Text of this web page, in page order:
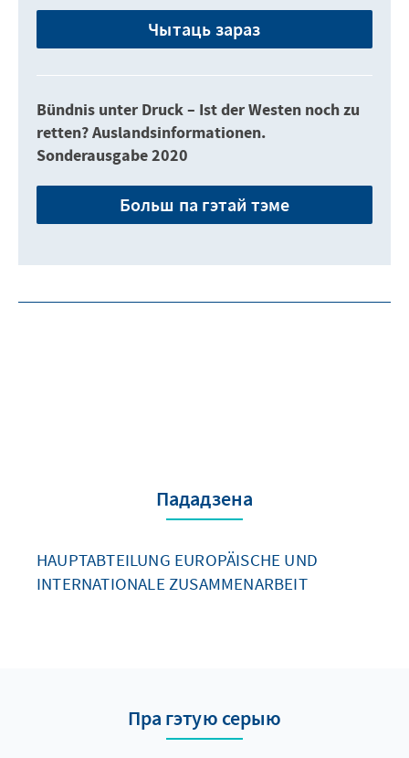
Чытаць зараз
Bündnis unter Druck – Ist der Westen noch zu
retten? Auslandsinformationen.
Sonderausgabe 2020
Больш па гэтай тэме
Пададзена
HAUPTABTEILUNG EUROPÄISCHE UND
INTERNATIONALE ZUSAMMENARBEIT
Пра гэтую серыю